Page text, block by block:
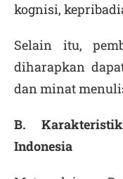
kognisi,
Selain itu,
diharapkan
dan minat
B.
Indonesia